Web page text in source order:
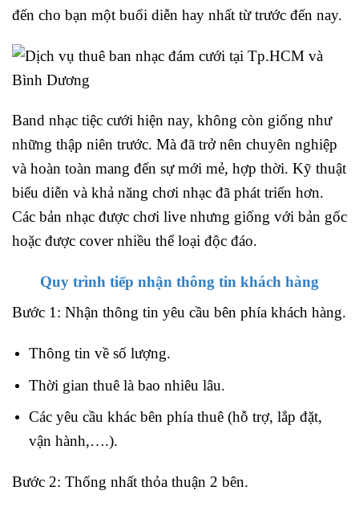
đến cho bạn một buổi diễn hay nhất từ trước đến nay.
Band nhạc tiệc cưới hiện nay, không còn giống như
những thập niên trước. Mà đã trở nên chuyên nghiệp
và hoàn toàn mang đến sự mới mẻ, hợp thời. Kỹ thuật
biểu diễn và khả năng chơi nhạc đã phát triển hơn.
Các bản nhạc được chơi live nhưng giống với bản gốc
hoặc được cover nhiều thể loại độc đáo.
Quy trình tiếp nhận thông tin khách hàng
Bước 1: Nhận thông tin yêu cầu bên phía khách hàng.
Thông tin về số lượng.
Thời gian thuê là bao nhiêu lâu.
Các yêu cầu khác bên phía thuê (hỗ trợ, lắp đặt,
vận hành,….).
Bước 2: Thống nhất thỏa thuận 2 bên.